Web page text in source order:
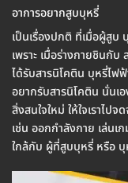
อาการอยากสูบบุหรี่
เป็นเรื่องปกติ ที่เมื่อผู้สูบ
เพราะ เมื่อร่างกายชินกั
ได้รับสารนิโคติน บุหรี่ไฟ
อยากรับสารนิโคติน นั่นเ
สิ่งสนใจใหม่ ให้ใจเราไ
เช่น ออกกำลังกาย เล่นเ
ใกล้กับ ผู้ที่สูบบุหรี่ หรือ บุ